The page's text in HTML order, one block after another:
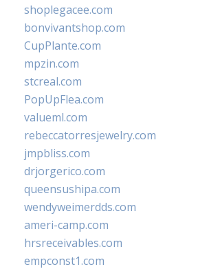
shoplegacee.com
bonvivantshop.com
CupPlante.com
mpzin.com
stcreal.com
PopUpFlea.com
valueml.com
rebeccatorresjewelry.com
jmpbliss.com
drjorgerico.com
queensushipa.com
wendyweimerdds.com
ameri-camp.com
hrsreceivables.com
empconst1.com